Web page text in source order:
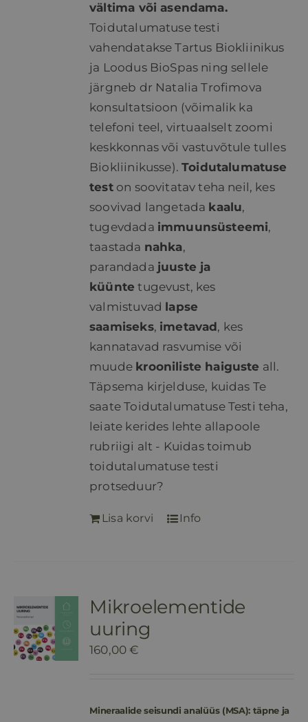
vältima või asendama.
Toidutalumatuse testi
vahendatakse Tartus Biokliinikus
ja Loodus BioSpas ning sellele
järgneb dr Natalia Trofimova
konsultatsioon (võimalik ka
telefoni teel, virtuaalselt zoomi
keskkonnas või vastuvõtule tulles
Biokliinikusse).Toidutalumatuse
teston soovitatav teha neil, kes
soovivad langetada kaalu,
tugevdada immuunsüsteemi,
taastada nahka,
parandada juuste ja
küünte tugevust, kes
valmistuvad lapse
saamiseks, imetavad, kes
kannatavad rasvumise või
muude krooniliste haiguste all.
Täpsema kirjelduse, kuidas Te
saate Toidutalumatuse Testi teha,
leiate kerides lehte allapoole
rubriigi alt - Kuidas toimub
toidutalumatuse testi
protseduur?
Lisa korvi Info
Mikroelementide
uuring
160,00€
Mineraalide seisundi analüüs (MSA): täpne ja